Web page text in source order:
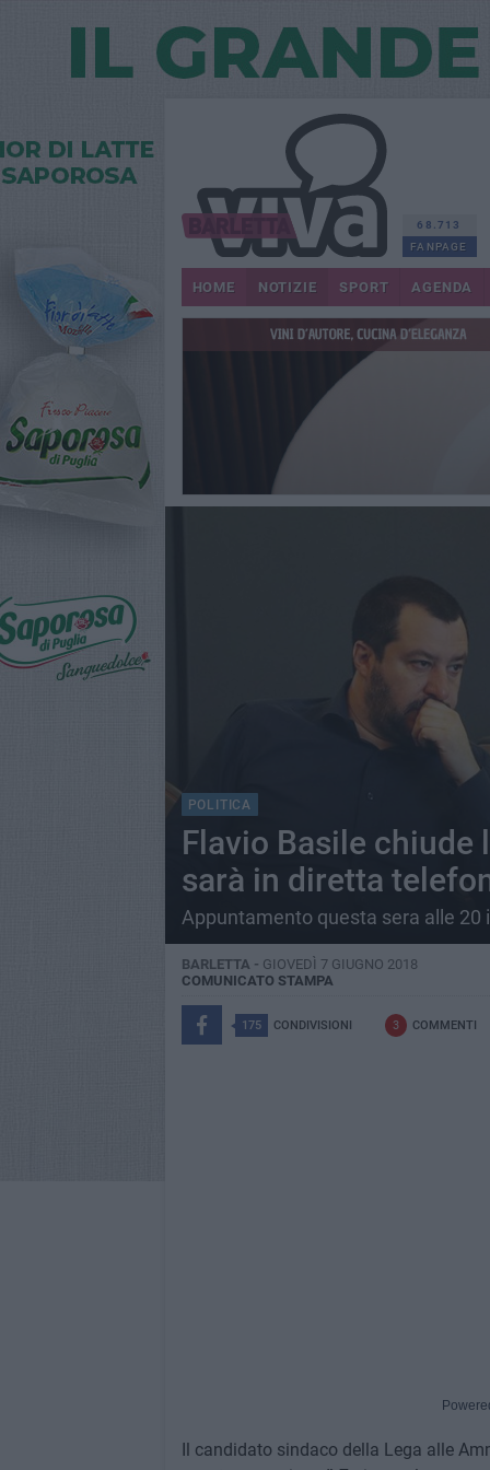
68.713
FANPAGE
HOME NOTIZIE SPORT AGENDA
POLITICA
Flavio Basile chiude
sarà in diretta
Appuntamento questa sera alle 20
BARLETTA - GIOVEDÌ 7 GIUGNO 2018
COMUNICATO STAMPA
175 CONDIVISIONI 3 COMMENTI
Il candidato sindaco della Lega alle